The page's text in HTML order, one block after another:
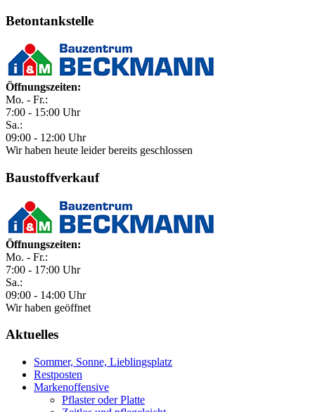
Betontankstelle
Öffnungszeiten:
Mo. - Fr.:
7:00 - 15:00 Uhr
Sa.:
09:00 - 12:00 Uhr
Wir haben heute leider bereits geschlossen
Baustoffverkauf
Öffnungszeiten:
Mo. - Fr.:
7:00 - 17:00 Uhr
Sa.:
09:00 - 14:00 Uhr
Wir haben geöffnet
Aktuelles
Sommer, Sonne, Lieblingsplatz
Restposten
Markenoffensive
Pflaster oder Platte